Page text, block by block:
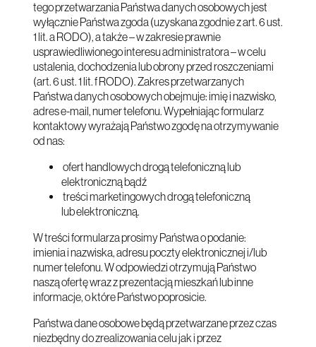
tego przetwarzania Państwa danych osobowych jest
wyłącznie Państwa zgoda (uzyskana zgodnie z art. 6 ust.
1 lit. a RODO), a także – w zakresie prawnie
usprawiedliwionego interesu administratora – w celu
ustalenia, dochodzenia lub obrony przed roszczeniami
(art. 6 ust. 1 lit. f RODO). Zakres przetwarzanych
Państwa danych osobowych obejmuje: imię i nazwisko,
adres e-mail, numer telefonu. Wypełniając formularz
kontaktowy wyrażają Państwo zgodę na otrzymywanie
od nas:
ofert handlowych drogą telefoniczną lub
elektroniczną bądź
treści marketingowych drogą telefoniczną
lub elektroniczną.
W treści formularza prosimy Państwa o podanie:
imienia i nazwiska, adresu poczty elektronicznej i/lub
numer telefonu. W odpowiedzi otrzymują Państwo
naszą ofertę wraz z prezentacją mieszkań lub inne
informacje, o które Państwo poprosicie.
Państwa dane osobowe będą przetwarzane przez czas
niezbędny do zrealizowania celu jak i przez